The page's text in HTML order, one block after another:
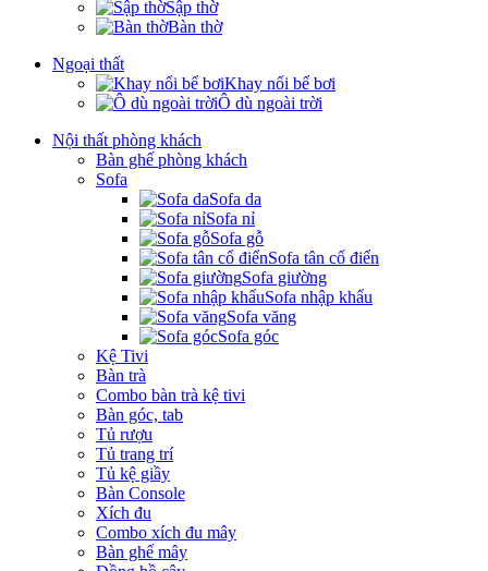
Sập thờ
Bàn thờ
Ngoại thất
Khay nổi bể bơi
Ô dù ngoài trời
Nội thất phòng khách
Bàn ghế phòng khách
Sofa
Sofa da
Sofa nỉ
Sofa gỗ
Sofa tân cổ điển
Sofa giường
Sofa nhập khẩu
Sofa văng
Sofa góc
Kệ Tivi
Bàn trà
Combo bàn trà kệ tivi
Bàn góc, tab
Tủ rượu
Tủ trang trí
Tủ kệ giầy
Bàn Console
Xích đu
Combo xích đu mây
Bàn ghế mây